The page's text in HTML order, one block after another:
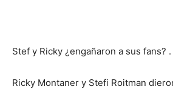
Stef y Ricky ¿engañaron a sus fans? .
Ricky Montaner y Stefi Roitman